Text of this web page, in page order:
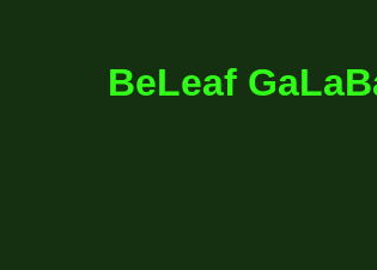
BeLeaf